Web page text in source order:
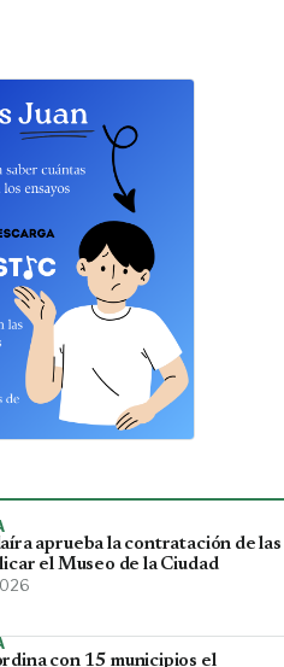
aprueba la contratación de las
el Museo de la Ciudad
con 15 municipios el